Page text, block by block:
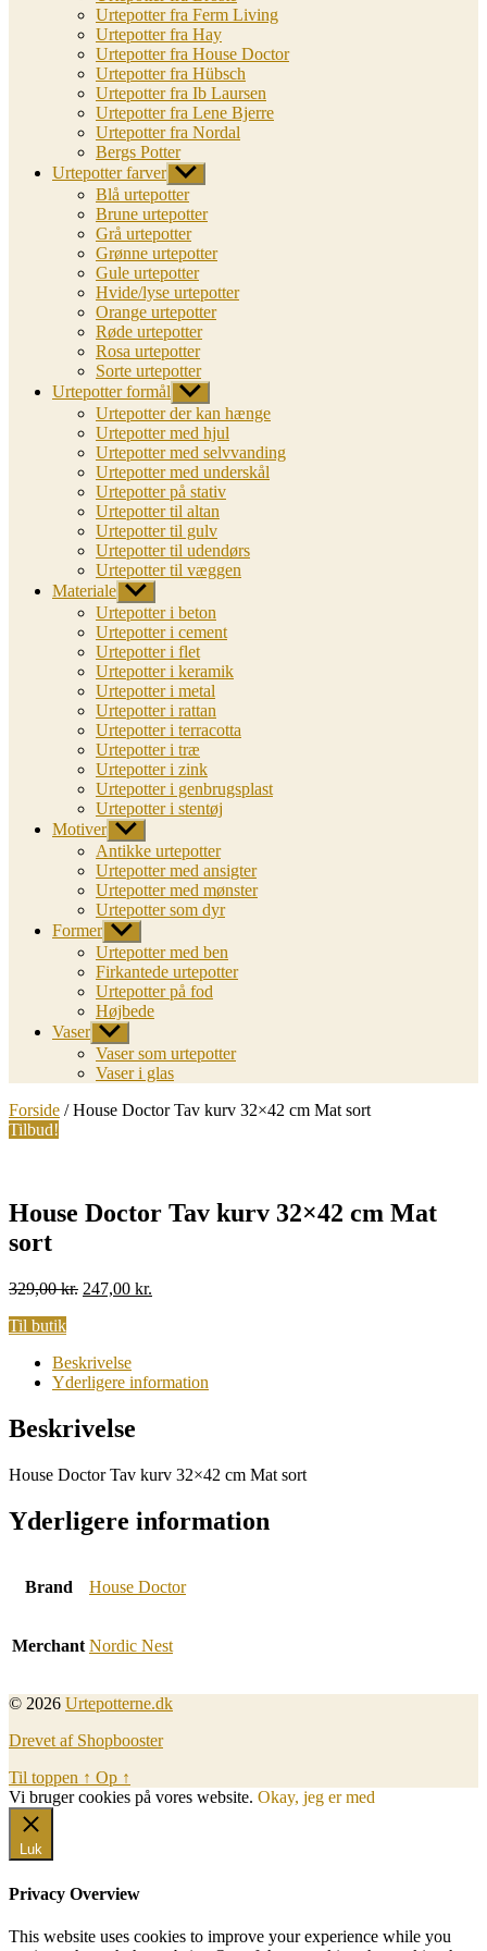
Urtepotter fra Ferm Living
Urtepotter fra Hay
Urtepotter fra House Doctor
Urtepotter fra Hübsch
Urtepotter fra Ib Laursen
Urtepotter fra Lene Bjerre
Urtepotter fra Nordal
Bergs Potter
Urtepotter farver Vis
undermenu
Blå urtepotter
Brune urtepotter
Grå urtepotter
Grønne urtepotter
Gule urtepotter
Hvide/lyse urtepotter
Orange urtepotter
Røde urtepotter
Rosa urtepotter
Sorte urtepotter
Urtepotter formål Vis
undermenu
Urtepotter der kan hænge
Urtepotter med hjul
Urtepotter med selvvanding
Urtepotter med underskål
Urtepotter på stativ
Urtepotter til altan
Urtepotter til gulv
Urtepotter til udendørs
Urtepotter til væggen
Materiale Vis
undermenu
Urtepotter i beton
Urtepotter i cement
Urtepotter i flet
Urtepotter i keramik
Urtepotter i metal
Urtepotter i rattan
Urtepotter i terracotta
Urtepotter i træ
Urtepotter i zink
Urtepotter i genbrugsplast
Urtepotter i stentøj
Motiver Vis
undermenu
Antikke urtepotter
Urtepotter med ansigter
Urtepotter med mønster
Urtepotter som dyr
Former Vis
undermenu
Urtepotter med ben
Firkantede urtepotter
Urtepotter på fod
Højbede
Vaser Vis
undermenu
Vaser som urtepotter
Vaser i glas
Forside / House Doctor Tav kurv 32×42 cm Mat sort
Tilbud!
House Doctor Tav kurv 32×42 cm Mat
sort
329,00kr. Original
247,00 kr.
Til butik
Beskrivelse
Yderligere information
Beskrivelse
House Doctor Tav kurv 32×42 cm Mat sort
Yderligere information
Brand House Doctor
Merchant Nordic Nest
© 2026 Urtepotterne.dk
Drevet af Shopbooster
Til toppen ↑ Op ↑
Vi bruger cookies på vores website. Okay, jeg er med
Luk
Privacy Overview
This website uses cookies to improve your experience while you